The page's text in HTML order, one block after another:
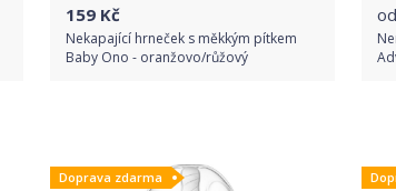
159 Kč
Nekapající hrneček s měkkým pítkem
Baby Ono - oranžovo/růžový
Detail produktu
od
Doprava zdarma